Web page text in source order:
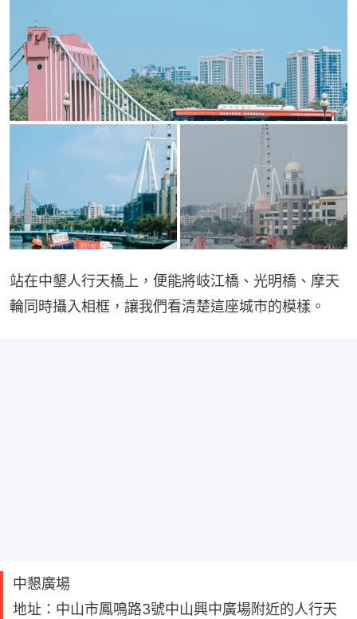
站在中墾人行天橋上，便能將岐江橋、光明橋、摩天
輪同時攝入相框，讓我們看清楚這座城市的模樣。
中懇廣場
地址：中山市鳳鳴路3號中山興中廣場附近的人行天